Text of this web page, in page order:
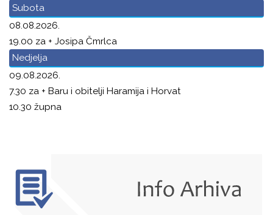
Subota
08.08.2026.
19.00 za + Josipa Čmrlca
Nedjelja
09.08.2026.
7.30 za + Baru i obitelji Haramija i Horvat
10.30 župna